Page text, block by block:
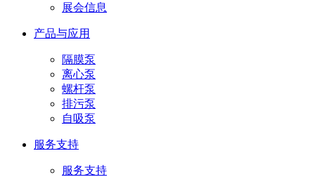
展会信息
产品与应用
隔膜泵
离心泵
螺杆泵
排污泵
自吸泵
服务支持
服务支持